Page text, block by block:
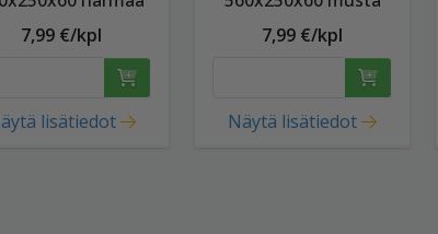
7,99 €/kpl
lisätiedot
7,99 €/kpl
Näytä lisätiedot